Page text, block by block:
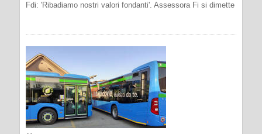
Fdi: 'Ribadiamo nostri valori fondanti'. Assessora Fi si dimette